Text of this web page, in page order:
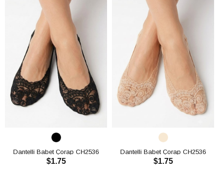
Dantelli Babet Çorap CH2536
$1.75
Dantelli Babet Çorap CH2536
$1.75